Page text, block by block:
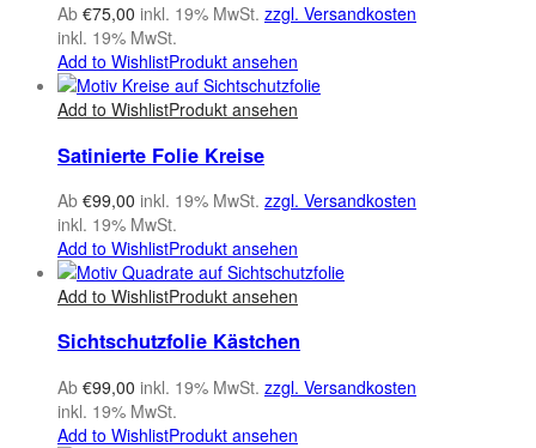
Ab €75,00 inkl. 19% MwSt. zzgl. Versandkosten
inkl. 19% MwSt.
Add to WishlistProdukt ansehen
Add to WishlistProdukt ansehen
Satinierte Folie Kreise
Ab €99,00 inkl. 19% MwSt. zzgl. Versandkosten
inkl. 19% MwSt.
Add to WishlistProdukt ansehen
Add to WishlistProdukt ansehen
Sichtschutzfolie Kästchen
Ab €99,00 inkl. 19% MwSt. zzgl. Versandkosten
inkl. 19% MwSt.
Add to WishlistProdukt ansehen